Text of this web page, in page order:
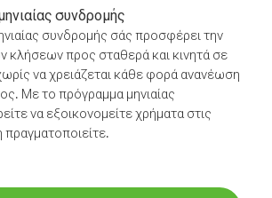
συνδρομής
συνδρομής σάς προσφέρει την
κλήσεων προς σταθερά και κινητά σε
να χρειάζεται κάθε φορά ανανέωση
Με το πρόγραμμα μηνιαίας
να εξοικονομείτε χρήματα στις